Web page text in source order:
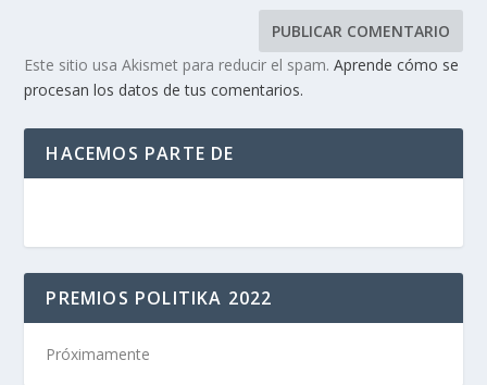
Este sitio usa Akismet para reducir el spam.Aprende cómo se
procesan los datos de tus comentarios.
HACEMOS PARTE DE
PREMIOS POLITIKA 2022
Próximamente